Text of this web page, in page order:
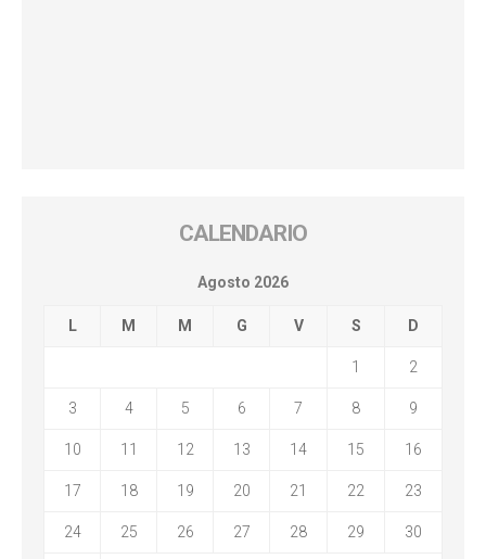
CALENDARIO
Agosto 2026
L M M G V S D
1 2
3 4 5 6 7 8 9
10 11 12 13 14 15 16
17 18 19 20 21 22 23
24 25 26 27 28 29 30